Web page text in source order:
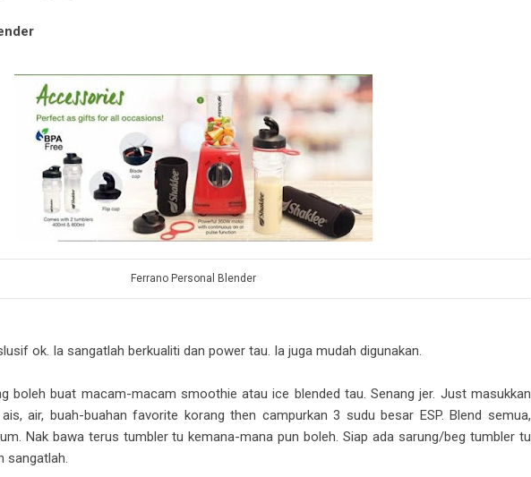
Ferrano Personal Blender
ok. Ia sangatlah berkualiti dan power tau. Ia juga mudah digunakan.
boleh buat macam-macam smoothie atau ice blended tau. Senang jer. Just masukkan
air, buah-buahan favorite korang then campurkan 3 sudu besar ESP. Blend semua,
Nak bawa terus tumbler tu kemana-mana pun boleh. Siap ada sarung/beg tumbler tu
sangatlah.